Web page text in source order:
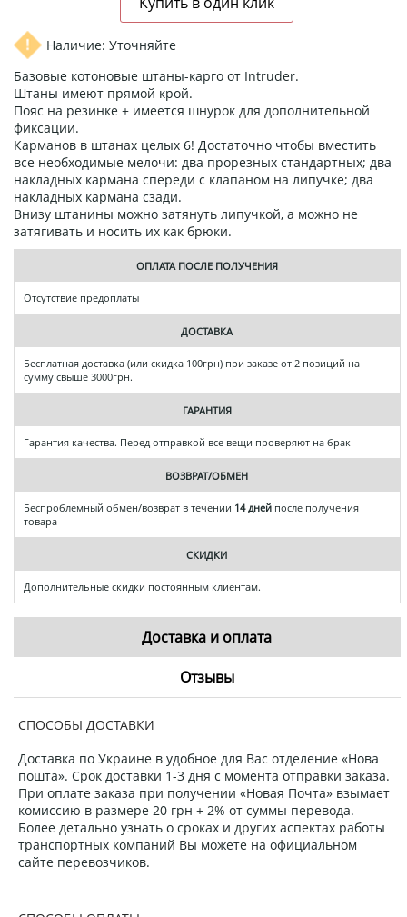
Наличие: Уточняйте
Базовые котоновые штаны-карго от Intruder.
Штаны имеют прямой крой.
Пояс на резинке + имеется шнурок для дополнительной
фиксации.
Карманов в штанах целых 6! Достаточно чтобы вместить
все необходимые мелочи: два прорезных стандартных; два
накладных кармана спереди с клапаном на липучке; два
накладных кармана сзади.
Внизу штанины можно затянуть липучкой, а можно не
затягивать и носить их как брюки.
ОПЛАТА ПОСЛЕ ПОЛУЧЕНИЯ
Отсутствие предоплаты
ДОСТАВКА
Бесплатная доставка (или скидка 100грн) при заказе от 2 позиций на
сумму свыше 3000грн.
ГАРАНТИЯ
Гарантия качества. Перед отправкой все вещи проверяют на брак
ВОЗВРАТ/ОБМЕН
Беспроблемный обмен/возврат в течении 14 дней после получения
товара
СКИДКИ
Дополнительные скидки постоянным клиентам.
Доставка и оплата
Отзывы
СПОСОБЫ ДОСТАВКИ
Доставка по Украине в удобное для Вас отделение «Нова
пошта». Срок доставки 1-3 дня с момента отправки заказа.
При оплате заказа при получении «Новая Почта» взымает
комиссию в размере 20 грн + 2% от суммы перевода.
Более детально узнать о сроках и других аспектах работы
транспортных компаний Вы можете на официальном
сайте перевозчиков.